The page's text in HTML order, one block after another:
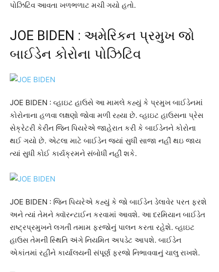
પોઝિટિવ આવતા ખળભળાટ મચી ગયો હતો.
JOE BIDEN : અમેરિકન પ્રમુખ જો
બાઈડેન કોરોના પોઝિટિવ
JOE BIDEN : વ્હાઇટ હાઉસે આ મામલે કહ્યું કે પ્રમુખ બાઈડેનમાં
કોરોનાના હળવા લક્ષણો જોવા મળી રહ્યા છે. વ્હાઇટ હાઉસના પ્રેસ
સેક્રેટરી કેરીન જિન પિયરેએ જાહેરાત કરી કે બાઈડેનને કોરોના
થઈ ગયો છે. એટલા માટે બાઈડેન જ્યાં સુધી સાજા નહીં થઇ જાય
ત્યાં સુધી કોઈ કાર્યક્રમને સંબોધી નહીં શકે.
JOE BIDEN : જિન પિયરેએ કહ્યું કે જો બાઈડેન ડેલાવેર પરત ફરશે
અને ત્યાં તેમને ક્વૉરન્ટાઈન કરવામાં આવશે. આ દરમિયાન બાઈડેત
રાષ્ટ્રપ્રમુખને લગતી તમામ ફરજોનું પાલન કરતા રહેશે. વ્હાઇટ
હાઉસ તેમની સ્થિતિ અંગે નિયમિત અપડેટ આપશે. બાઈડેન
એકાંતમાં રહીને કાર્યાલયની સંપૂર્ણ ફરજો નિભાવવાનું ચાલુ રાખશે.